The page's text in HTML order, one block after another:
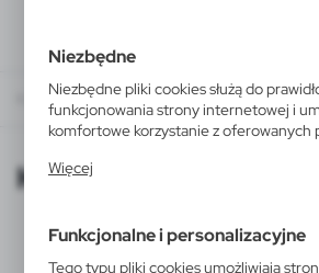
Niezbędne
Niezbędne pliki cookies służą do
funkcjonowania strony internetowej i
komfortowe korzystanie z oferowanych
działania w celu m.in. dostosowania
korzystasz, może działać bez zakłóceń.
Więcej
Funkcjonalne i personalizacyjne
Tego typu pliki cookies umożliwiają
KATALOGI ONLINE
KATALOGI ONLINE